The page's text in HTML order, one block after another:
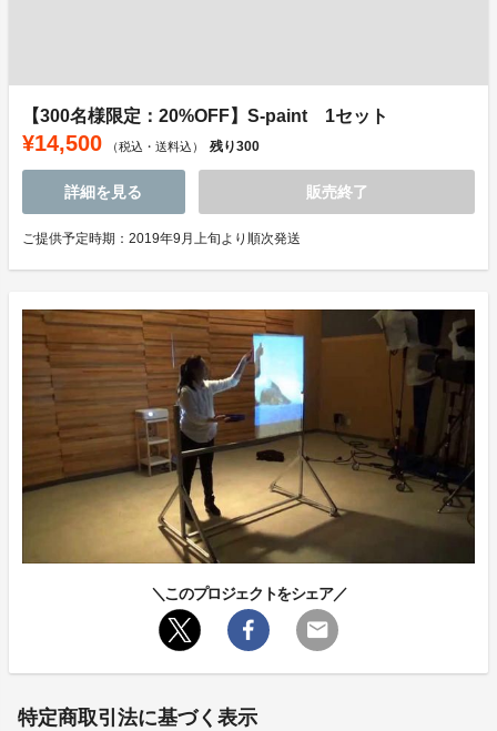
【300名様限定：20%OFF】S-paint 1セット
¥14,500 （税込・送料込） 残り300
詳細を見る 販売終了
ご提供予定時期：2019年9月上旬より順次発送
＼このプロジェクトをシェア／
特定商取引法に基づく表示